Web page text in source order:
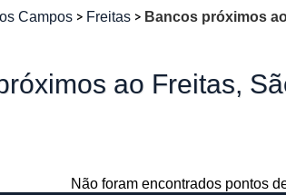
Campos Freitas Bancos próximos
ao Freitas,
Não foram encontrados pontos